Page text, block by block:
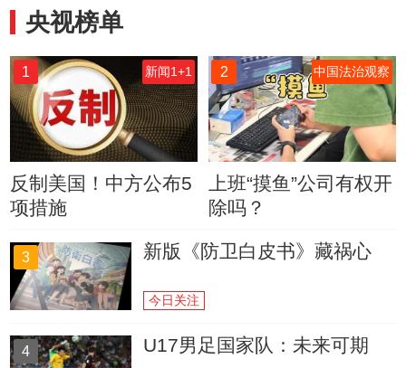
央视榜单
1 新闻1+1
反制美国！中方公布5
项措施
2 中国法治观察
上班“摸鱼”公司有权开
除吗？
3 新版《防卫白皮书》藏祸心
今日关注
4 U17男足国家队：未来可期